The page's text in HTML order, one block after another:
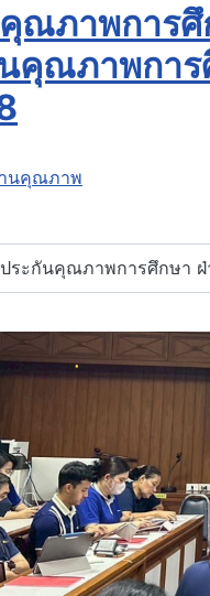
ณภาพการ
คุณภาพการ
นคุณภาพ
ประกันคุณภาพการศึกษา